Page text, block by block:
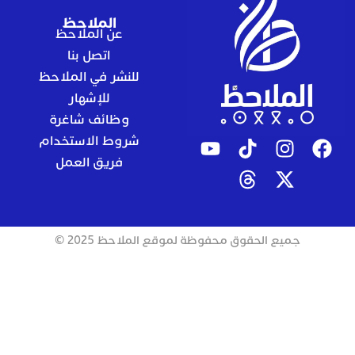
الملاحظ
عن الملاحظ
للنشر في الملاحظ
وظائف شاغرة
شروط الاستخدام
فريق العمل
جميع الحقوق محفوظة لموقع الملاحظ 2025 ©